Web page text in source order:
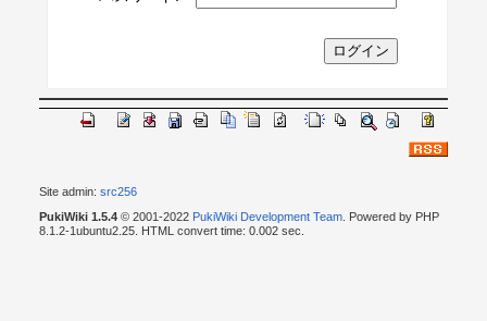
Site admin: src256
PukiWiki 1.5.4© 2001-2022 PukiWiki Development Team. Powered by PHP
8.1.2-1ubuntu2.25. HTML convert time: 0.002 sec.